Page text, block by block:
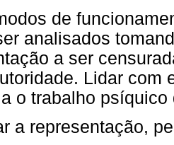
de
analisados
a ser
Lidar com
o trabalho psíquico
a representação,